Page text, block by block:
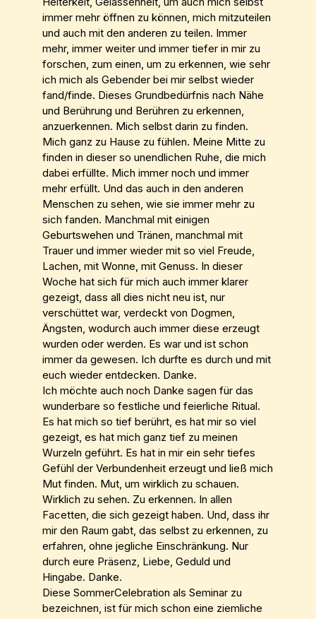
immer mehr öffnen zu können, mich mitzuteilen
und auch mit den anderen zu teilen. Immer
mehr, immer weiter und immer tiefer in mir zu
forschen, zum einen, um zu erkennen, wie sehr
ich mich als Gebender bei mir selbst wieder
fand/finde. Dieses Grundbedürfnis nach Nähe
und Berührung und Berühren zu erkennen,
anzuerkennen. Mich selbst darin zu finden.
Mich ganz zu Hause zu fühlen. Meine Mitte zu
finden in dieser so unendlichen Ruhe, die mich
dabei erfüllte. Mich immer noch und immer
mehr erfüllt. Und das auch in den anderen
Menschen zu sehen, wie sie immer mehr zu
sich fanden. Manchmal mit einigen
Geburtswehen und Tränen, manchmal mit
Trauer und immer wieder mit so viel Freude,
Lachen, mit Wonne, mit Genuss. In dieser
Woche hat sich für mich auch immer klarer
gezeigt, dass all dies nicht neu ist, nur
verschüttet war, verdeckt von Dogmen,
Ängsten, wodurch auch immer diese erzeugt
wurden oder werden. Es war und ist schon
immer da gewesen. Ich durfte es durch und mit
euch wieder entdecken. Danke.
Ich möchte auch noch Danke sagen für das
wunderbare so festliche und feierliche Ritual.
Es hat mich so tief berührt, es hat mir so viel
gezeigt, es hat mich ganz tief zu meinen
Wurzeln geführt. Es hat in mir ein sehr tiefes
Gefühl der Verbundenheit erzeugt und ließ mich
Mut finden. Mut, um wirklich zu schauen.
Wirklich zu sehen. Zu erkennen. In allen
Facetten, die sich gezeigt haben. Und, dass ihr
mir den Raum gabt, das selbst zu erkennen, zu
erfahren, ohne jegliche Einschränkung. Nur
durch eure Präsenz, Liebe, Geduld und
Hingabe. Danke.
Diese SommerCelebration als Seminar zu
bezeichnen, ist für mich schon eine ziemliche